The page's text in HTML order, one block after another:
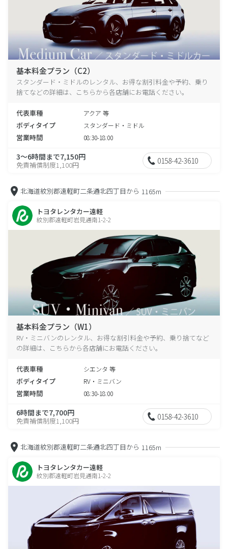
基本料金プラン（C2）
スタンダード・ミドルのレンタル、お得な割引料金や予約、乗り
捨てなどの詳細は、こちらから各店舗にお電話ください。
代表車種 アクア 等
ボディタイプ スタンダード・ミドル
営業時間 08:30-18:00
3～6時間まで7,150円
免責補償制度1,100円 0158-42-3610
北海道紋別郡遠軽町二条通北四丁目から 1165m
トヨタレンタカー遠軽
紋別郡遠軽町岩見通南1-2-2
基本料金プラン（W1）
RV・ミニバンのレンタル、お得な割引料金や予約、乗り捨てなど
の詳細は、こちらから各店舗にお電話ください。
代表車種 シエンタ 等
ボディタイプ RV・ミニバン
営業時間 08:30-18:00
6時間まで7,700円
免責補償制度1,100円 0158-42-3610
北海道紋別郡遠軽町二条通北四丁目から 1165m
トヨタレンタカー遠軽
紋別郡遠軽町岩見通南1-2-2